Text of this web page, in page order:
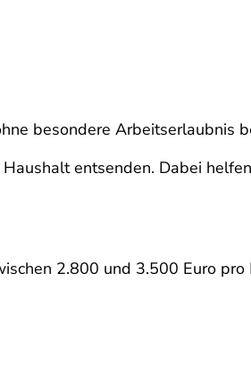
besondere Arbeitserlaubnis
entsenden. Dabei helfen
2.800 und 3.500 Euro pro